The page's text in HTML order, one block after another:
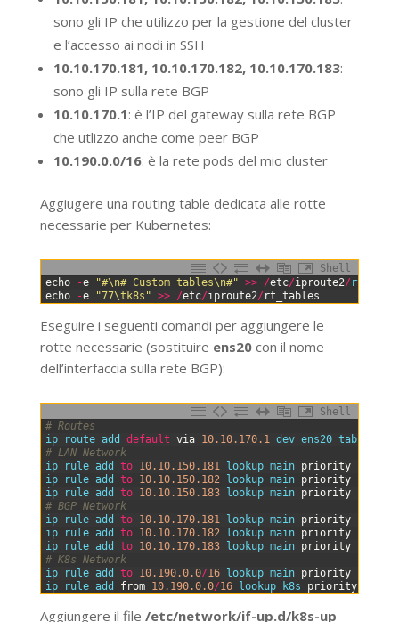
sono gli IP che utilizzo per la gestione del cluster
e l’accesso ai nodi in SSH
10.10.170.181, 10.10.170.182, 10.10.170.183:
sono gli IP sulla rete BGP
10.10.170.1: è l’IP del gateway sulla rete BGP
che utlizzo anche come peer BGP
10.190.0.0/16: è la rete pods del mio cluster
Aggiugere una routing table dedicata alle rotte
necessarie per Kubernetes:
Shell
echo -e "#\n# Custom tables\n#" >> /etc/iproute2/
echo
-e "77\tk8s" >> /etc/iproute2/ rt_tables
Eseguire i seguenti comandi per aggiungere le
rotte necessarie (sostituire ens20con il nome
dell’interfaccia sulla rete BGP):
Shell
# Routes
ip
route add default via 10.10.170.1 dev ens20 table
# LAN Network
ip
rule add to 10.10.150.181 lookup main priority
ip
rule add to 10.10.150.182 lookup main priority
ip
rule add to 10.10.150.183 lookup main priority
# BGP Network
ip
rule add to 10.10.170.181 lookup main priority
ip
rule add to 10.10.170.182 lookup main priority
ip
rule add to 10.10.170.183 lookup main priority
# K8s Network
ip
rule add to 10.190.0.0/16 lookup main priority
ip
rule add from 10.190.0.0/16 lookup k8s priority
Aggiungere il file /etc/network/if-up.d/k8s-up